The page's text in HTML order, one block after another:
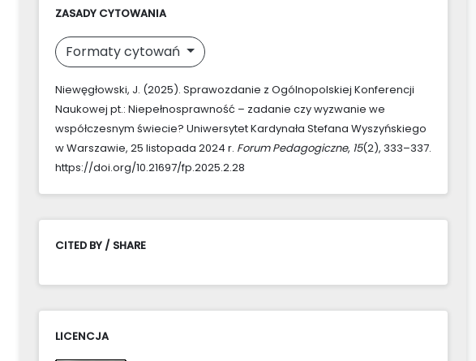
ZASADY CYTOWANIA
Formaty cytowań
Niewęgłowski, J. (2025). Sprawozdanie z Ogólnopolskiej Konferencji
Naukowej pt.: Niepełnosprawność – zadanie czy wyzwanie we
współczesnym świecie? Uniwersytet Kardynała Stefana Wyszyńskiego
w Warszawie, 25 listopada 2024 r. Forum Pedagogiczne, 15(2), 333–337.
https://doi.org/10.21697/fp.2025.2.28
CITED BY / SHARE
LICENCJA